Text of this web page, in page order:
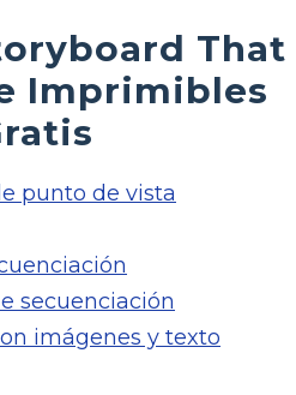
That
Imprimibles
punto de vista
secuenciación
imágenes y texto